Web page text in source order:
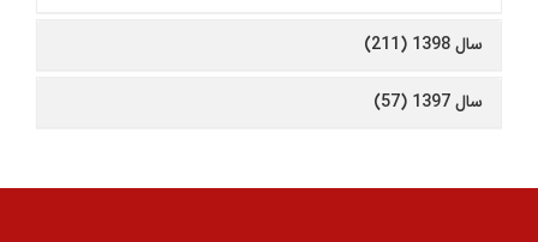
سال 1398 (211)
سال 1397 (57)